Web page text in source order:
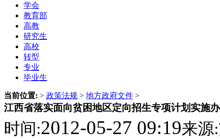
学会
教育部
高教
研究生
高校
转型
专业
毕业生
当前位置: > 政策法规 > 地方政府文件 >
江西省落实面向贫困地区定向招生专项计划实施
时间:2012-05-27 09:19来源: